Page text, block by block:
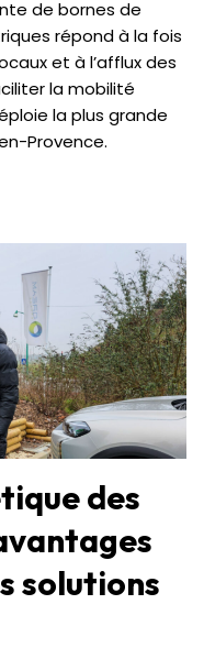
de bornes de
répond à la fois
et à l’afflux des
la mobilité
la plus grande
Provence.
des
solutions